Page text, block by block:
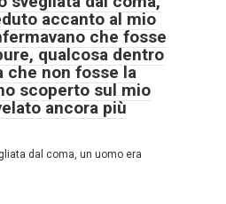
accanto al mio
che fosse
qualcosa dentro
che non fosse la
scoperto sul mio
ancora più
dal coma, un uomo era